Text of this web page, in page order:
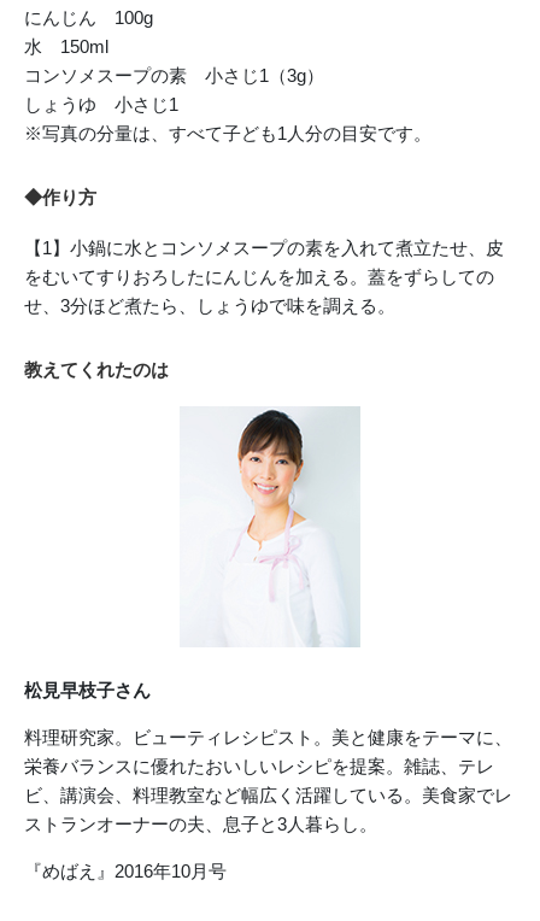
にんじん 100g
水 150ml
コンソメスープの素 小さじ1（3g）
しょうゆ 小さじ1
※写真の分量は、すべて子ども1人分の目安です。
◆作り方
【1】小鍋に水とコンソメスープの素を入れて煮立たせ、皮
をむいてすりおろしたにんじんを加える。蓋をずらしての
せ、3分ほど煮たら、しょうゆで味を調える。
教えてくれたのは
松見早枝子さん
料理研究家。ビューティレシピスト。美と健康をテーマに、
栄養バランスに優れたおいしいレシピを提案。雑誌、テレ
ビ、講演会、料理教室など幅広く活躍している。美食家でレ
ストランオーナーの夫、息子と3人暮らし。
『めばえ』2016年10月号